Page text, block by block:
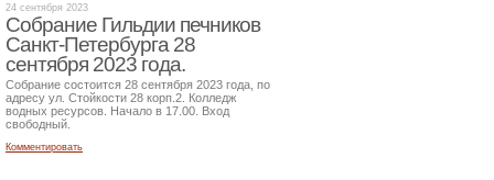
24 сентября 2023
Собрание Гильдии печников
Санкт-Петербурга 28
сентября 2023 года.
Собрание состоится 28 сентября 2023 года, по
адресу ул. Стойкости 28 корп.2. Колледж
водных ресурсов. Начало в 17.00. Вход
свободный.
Комментировать